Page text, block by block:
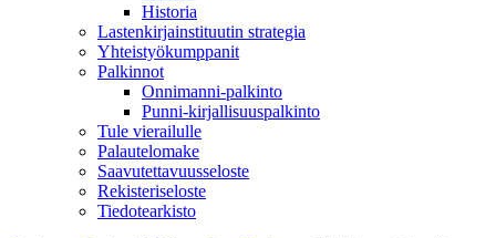
Historia
Lastenkirjainstituutin strategia
Yhteistyökumppanit
Palkinnot
Onnimanni-palkinto
Punni-kirjallisuuspalkinto
Tule vierailulle
Palautelomake
Saavutettavuusseloste
Rekisteriseloste
Tiedotearkisto